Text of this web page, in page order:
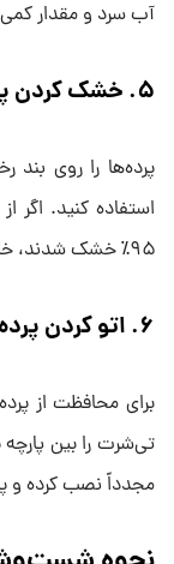
آب سرد و مقدار
۵. خشک کردن
پرده‌ها را روی بند
استفاده کنید. اگر
۹۵٪ خشک شدند، خارج کنید تا از چروک شدن جلوگیری شود.
۶. اتو کردن
برای محافظت از
تی‌شرت را بین
مجدداً نصب کرده و